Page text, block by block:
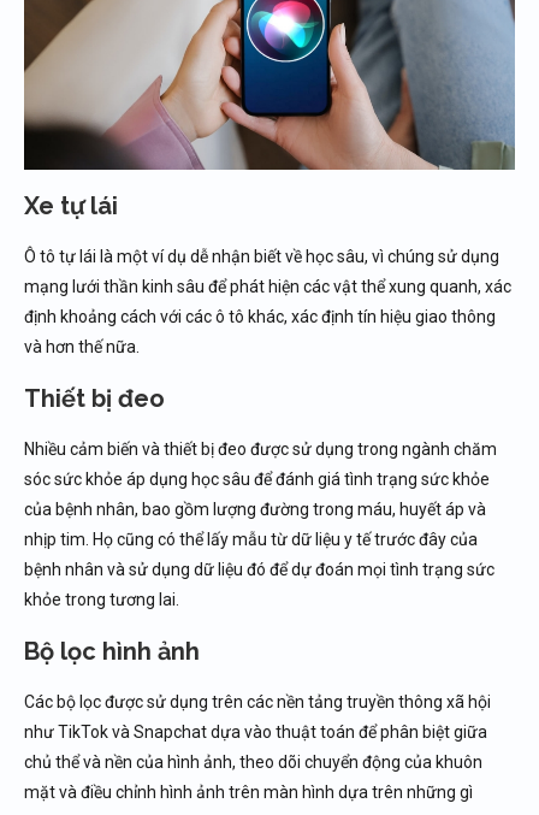
Xe tự lái
Ô tô tự lái là một ví dụ dễ nhận biết về học sâu, vì chúng sử dụng
mạng lưới thần kinh sâu để phát hiện các vật thể xung quanh, xác
định khoảng cách với các ô tô khác, xác định tín hiệu giao thông
và hơn thế nữa.
Thiết bị đeo
Nhiều cảm biến và thiết bị đeo được sử dụng trong ngành chăm
sóc sức khỏe áp dụng học sâu để đánh giá tình trạng sức khỏe
của bệnh nhân, bao gồm lượng đường trong máu, huyết áp và
nhịp tim. Họ cũng có thể lấy mẫu từ dữ liệu y tế trước đây của
bệnh nhân và sử dụng dữ liệu đó để dự đoán mọi tình trạng sức
khỏe trong tương lai.
Bộ lọc hình ảnh
Các bộ lọc được sử dụng trên các nền tảng truyền thông xã hội
như TikTok và Snapchat dựa vào thuật toán để phân biệt giữa
chủ thể và nền của hình ảnh, theo dõi chuyển động của khuôn
mặt và điều chỉnh hình ảnh trên màn hình dựa trên những gì